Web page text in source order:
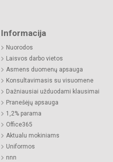
Informacija
Nuorodos
Laisvos darbo vietos
Asmens duomenų apsauga
Konsultavimasis su visuomene
Dažniausiai užduodami klausimai
Pranešėjų apsauga
1,2% parama
Office365
Aktualu mokiniams
Uniformos
nnn